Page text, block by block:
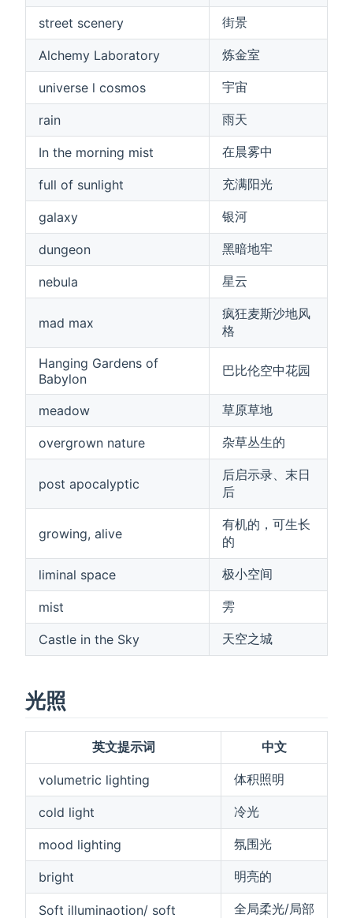
street scenery 街景
Alchemy Laboratory 炼金室
universe l cosmos 宇宙
rain 雨天
In the morning mist 在晨雾中
full of sunlight 充满阳光
galaxy 银河
dungeon 黑暗地牢
nebula 星云
mad max
疯狂麦斯沙地风
格
Hanging Gardens of
Babylon
巴比伦空中花园
meadow 草原草地
overgrown nature 杂草丛生的
post apocalyptic
后启示录、末日
后
growing, alive
有机的，可生长
的
liminal space 极小空间
mist 雱
Castle in the Sky 天空之城
光照
英文提示词 中文
volumetric lighting 体积照明
cold light 冷光
mood lighting 氛围光
bright 明亮的
Soft illuminaotion/ soft
全局柔光/局部